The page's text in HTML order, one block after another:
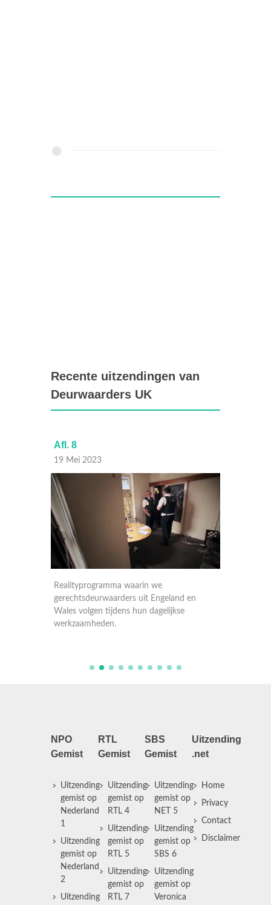
Recente uitzendingen van
Deurwaarders UK
Afl. 8
19 Mei 2023
Realityprogramma waarin we
gerechtsdeurwaarders uit Engeland en
Wales volgen tijdens hun dagelijkse
werkzaamheden.
NPO
Gemist
Uitzending
gemist op
Nederland
1
Uitzending
gemist op
Nederland
2
Uitzending
RTL
Gemist
Uitzending
gemist op
RTL 4
Uitzending
gemist op
RTL 5
Uitzending
gemist op
RTL 7
SBS
Gemist
Uitzending
gemist op
NET 5
Uitzending
gemist op
SBS 6
Uitzending
gemist op
Veronica
Uitzending
.net
Home
Privacy
Contact
Disclaimer